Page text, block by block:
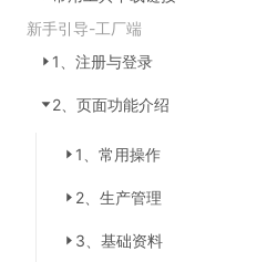
新手引导-工厂端
1、注册与登录
2、页面功能介绍
1、常用操作
2、生产管理
3、基础资料